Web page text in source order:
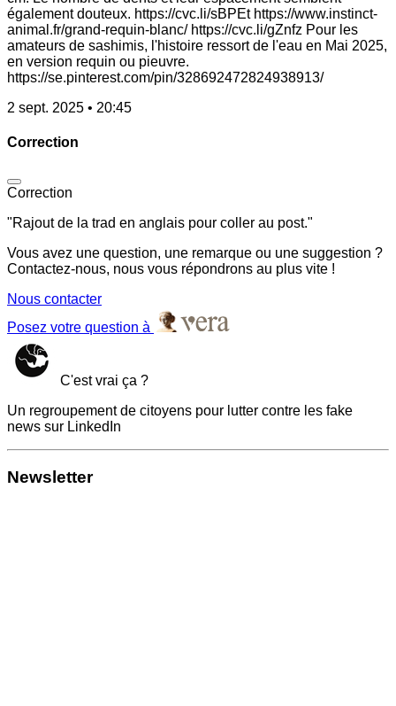
également douteux. https://cvc.li/sBPEt https://www.instinct-
animal.fr/grand-requin-blanc/ https://cvc.li/gZnfz Pour les
amateurs de sashimis, l'histoire ressort de l'eau en Mai 2025,
en version requin ou pieuvre.
https://se.pinterest.com/pin/328692472824938913/
2 sept. 2025 • 20:45
Correction
Correction
"Rajout de la trad en anglais pour coller au post."
Vous avez une question, une remarque ou une suggestion ?
Contactez-nous, nous vous répondrons au plus vite !
Nous contacter
Posez votre question à
C'est vrai ça ?
Un regroupement de citoyens pour lutter contre les fake
news sur LinkedIn
Newsletter